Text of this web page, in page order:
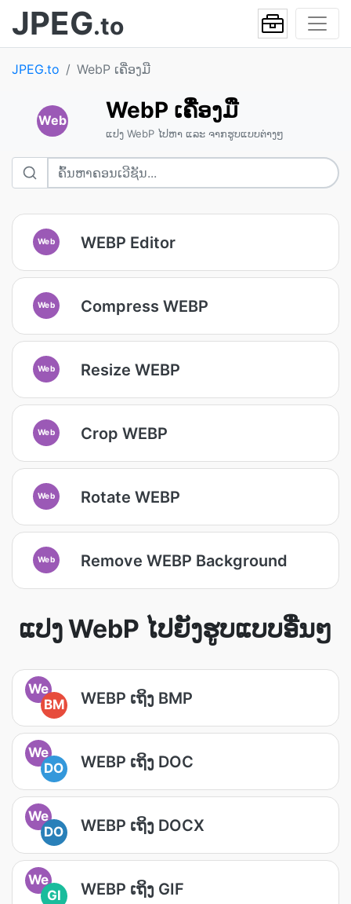
JPEG.to
JPEG.to WebP ເຄື່ອງມື
Web WebP ເຄື່ອງມື
ແປງ WebP ໄປຫາ ແລະ ຈາກຮູບແບບຕ່າງໆ
Web WEBP Editor
Web Compress WEBP
Web Resize WEBP
Web Crop WEBP
Web Rotate WEBP
Web Remove WEBP Background
ແປງ WebP ໄປຍັງຮູບແບບອື່ນໆ
We
BM
WEBP ເຖິງ BMP
We
DO
WEBP ເຖິງ DOC
We
DO
WEBP ເຖິງ DOCX
We
GI
WEBP ເຖິງ GIF